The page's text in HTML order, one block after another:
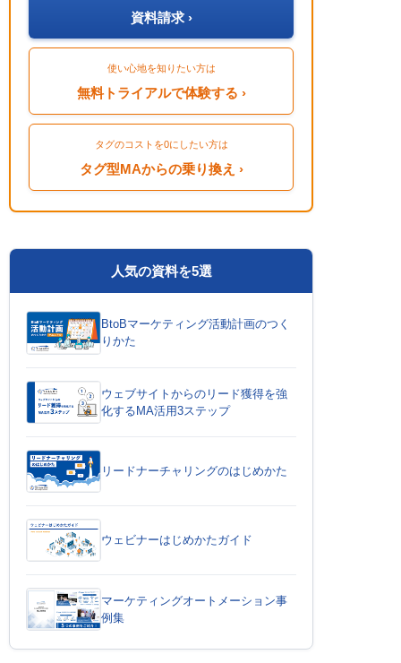
資料請求 ›
使い心地を知りたい方は
無料トライアルで体験する ›
タグのコストを0にしたい方は
タグ型MAからの乗り換え ›
人気の資料を5選
BtoBマーケティング活動計画のつく
りかた
ウェブサイトからのリード獲得を強
化するMA活用3ステップ
リードナーチャリングのはじめかた
ウェビナーはじめかたガイド
マーケティングオートメーション事
例集